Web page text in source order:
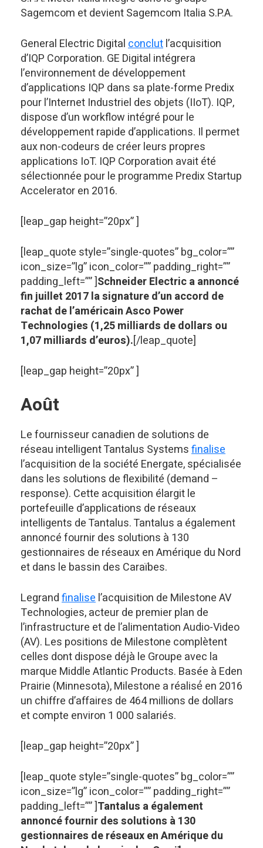
Sagemcom et devient Sagemcom Italia S.P.A.
General Electric Digitalconclutl’acquisition
d’IQP Corporation. GE Digital intégrera
l’environnement de développement
d’applications IQP dans sa plate-forme Predix
pour l’Internet Industriel des objets (IIoT). IQP,
dispose d’un workflow intégré pour le
développement rapide d’applications. Il permet
aux non-codeurs de créer leurs propres
applications IoT. IQP Corporation avait été
sélectionnée pour le programme Predix Startup
Accelerator en 2016.
[leap_gap height=”20px” ]
[leap_quote style=”single-quotes” bg_color=””
icon_size=”lg” icon_color=”” padding_right=””
padding_left=”” ]Schneider Electric a annoncé
fin juillet 2017 la signature d’un accord de
rachat de l’américain Asco Power
Technologies (1,25 milliards de dollars ou
1,07 milliards d’euros).[/leap_quote]
[leap_gap height=”20px” ]
Août
Le fournisseur canadien de solutions de
réseau intelligent Tantalus Systemsfinalise
l’acquisition de la société Energate, spécialisée
dans les solutions de flexibilité (demand –
response). Cette acquisition élargit le
portefeuille d’applications de réseaux
intelligents de Tantalus. Tantalus a également
annoncé fournir des solutions à 130
gestionnaires de réseaux en Amérique du Nord
et dans le bassin des Caraïbes.
Legrandfinalisel’acquisition de Milestone AV
Technologies, acteur de premier plan de
l’infrastructure et de l’alimentation Audio-Video
(AV). Les positions de Milestone complètent
celles dont dispose déjà le Groupe avec la
marque Middle Atlantic Products. Basée à Eden
Prairie (Minnesota), Milestone a réalisé́ en 2016
un chiffre d’affaires de 464 millions de dollars
et compte environ 1 000 salariés.
[leap_gap height=”20px” ]
[leap_quote style=”single-quotes” bg_color=””
icon_size=”lg” icon_color=”” padding_right=””
padding_left=”” ]Tantalus a également
annoncé fournir des solutions à 130
gestionnaires de réseaux en Amérique du